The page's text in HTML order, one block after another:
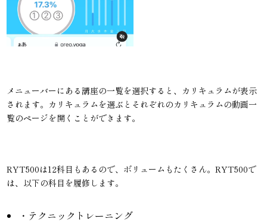
メニューバーにある講座の一覧を選択すると、カリキュラムが表示
されます。カリキュラムを選ぶとそれぞれのカリキュラムの動画一
覧のページを開くことができます。
RYT500は12科目もあるので、ボリュームもたくさん。RYT500で
は、以下の科目を履修します。
・テクニックトレーニング